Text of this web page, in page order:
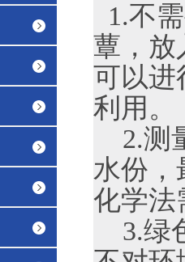
1.不
蕈，放
可以进
利用。
2.测
水份，
化学法
3.绿